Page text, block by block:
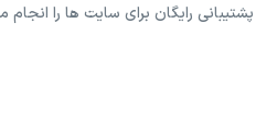
پشتیبانی رایگان برای سایت ها را